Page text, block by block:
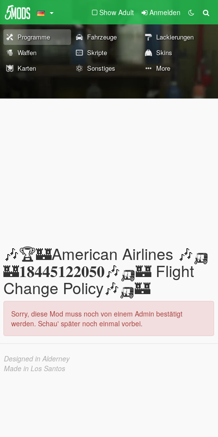
Show Adult Anmelden
Programme Fahrzeuge
Lackierungen
Waffen
Skripte
Skins
Karten
Sonstiges More
🎶🏆🏰American Airlines 🎶🛺
🏰𝟏𝟖𝟒𝟒𝟓𝟏𝟐𝟐𝟎𝟓𝟎🎶🛺🏰 Flight
Change Policy🎶🛺🏰
Sorry, diese Mod muss noch von einem Admin bestätigt
werden. Schau' später noch einmal vorbei.
Designed in Alderney
Made in Los Santos